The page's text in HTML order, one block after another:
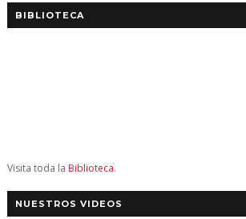
BIBLIOTECA
Visita toda la Biblioteca.
NUESTROS VIDEOS